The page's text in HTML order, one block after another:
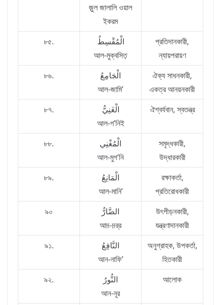
জ়়ুল জালালি ওয়াল
ইকরম
৮৫.
الْمُقْسِطُ
আল-মুক্বসিত়
প্রতিদানকারী,
ন্যায়পরায়ণ
৮৬.
الْجَامِعُ
আল-জামি’
ঐক্য সাধনকারী,
একত্র আনয়নকারী
৮৭.
الْغَنِيُّ
আল-গ’নিই
ঐশ্বর্যবান, স্বতন্ত্র
৮৮.
الْمُغْنِي
আল-মুগ’নি
সমৃদ্ধকারী,
উদ্ধারকারী
৮৯.
الْمَانِعُ
আল-মানি’
রক্ষাকর্তা,
প্রতিরোধকারী
৯০
الضَّارُّ
আদ়-দ়়র্‌র
উৎপীড়নকারী,
যন্ত্রণাদানকারী
৯১.
النَّافِعُ
আন-নাফি’
অনুগ্রাহক, উপকর্তা,
হিতকারী
৯২.
النُّورُ
আন-নূর
আলোক